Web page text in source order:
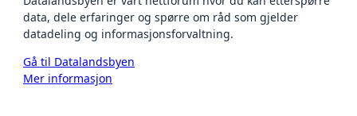
data, dele erfaringer og spørre om råd som gjelder
datadeling og informasjonsforvaltning.
Gå til Datalandsbyen
Mer informasjon